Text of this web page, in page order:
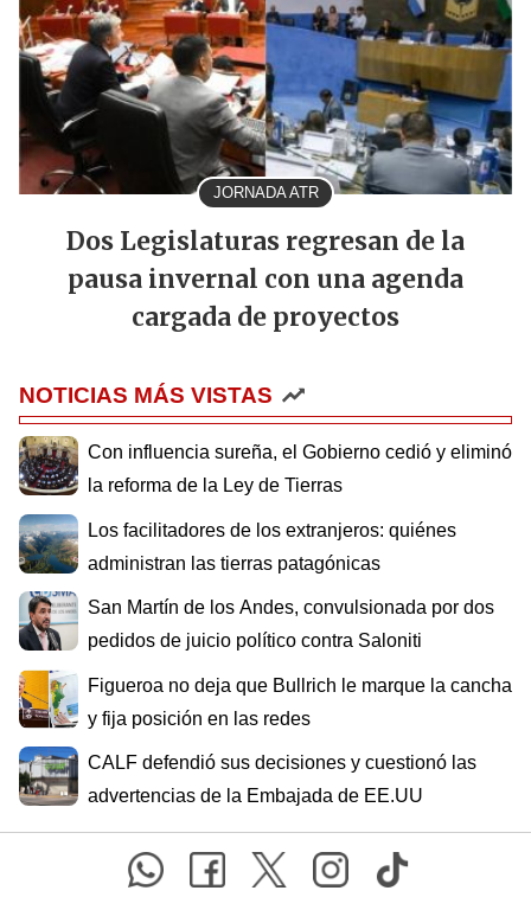
JORNADA ATR
Dos Legislaturas regresan de la
pausa invernal con una agenda
cargada de proyectos
NOTICIAS MÁS VISTAS
Con influencia sureña, el Gobierno cedió y eliminó
la reforma de la Ley de Tierras
Los facilitadores de los extranjeros: quiénes
administran las tierras patagónicas
San Martín de los Andes, convulsionada por dos
pedidos de juicio político contra Saloniti
Figueroa no deja que Bullrich le marque la cancha
y fija posición en las redes
CALF defendió sus decisiones y cuestionó las
advertencias de la Embajada de EE.UU